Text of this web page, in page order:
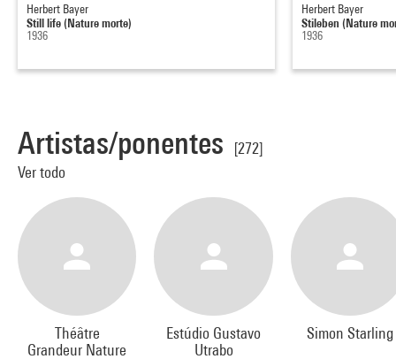
Herbert Bayer
Still life (Nature morte)
1936
Herbert Bayer
Stileben (Nature
1936
Artistas/ponentes
[272]
Ver todo
Théâtre
Grandeur Nature
Estúdio Gustavo
Utrabo
Simon Starling